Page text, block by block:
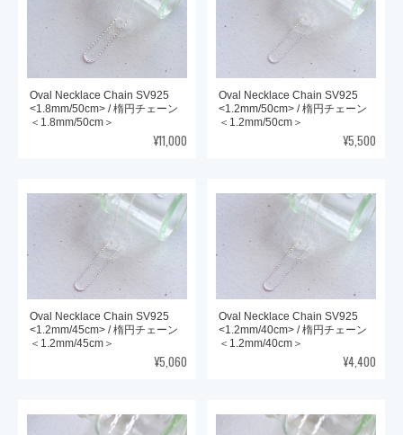
Oval Necklace Chain SV925
<1.8mm/50cm> / 楕円チェーン
＜1.8mm/50cm＞
¥11,000
Oval Necklace Chain SV925
<1.2mm/50cm> / 楕円チェーン
＜1.2mm/50cm＞
¥5,500
Oval Necklace Chain SV925
<1.2mm/45cm> / 楕円チェーン
＜1.2mm/45cm＞
¥5,060
Oval Necklace Chain SV925
<1.2mm/40cm> / 楕円チェーン
＜1.2mm/40cm＞
¥4,400